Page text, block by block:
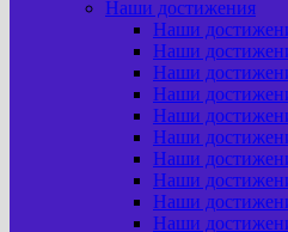
Наши достижения
Наши
Наши
Наши
Наши
Наши
Наши
Наши
Наши
Наши
Наши